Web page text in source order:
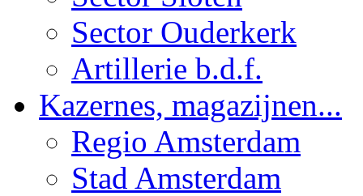
Sector Ouderkerk
Artillerie b.d.f.
Kazernes, magazijnen...
Regio Amsterdam
Stad Amsterdam